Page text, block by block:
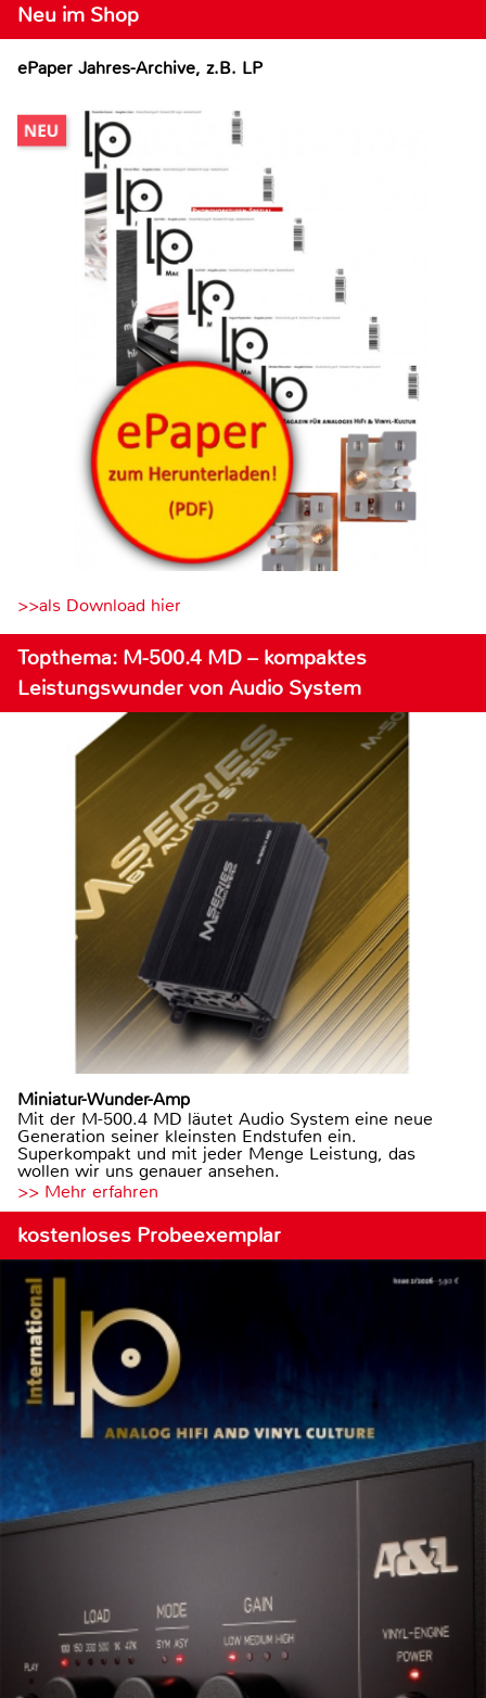
Neu im Shop
ePaper Jahres-Archive, z.B. LP
>>als Download hier
Topthema: M-500.4 MD – kompaktes
Leistungswunder von Audio System
Miniatur-Wunder-Amp
Mit der M-500.4 MD läutet Audio System eine neue
Generation seiner kleinsten Endstufen ein.
Superkompakt und mit jeder Menge Leistung, das
wollen wir uns genauer ansehen.
>> Mehr erfahren
kostenloses Probeexemplar